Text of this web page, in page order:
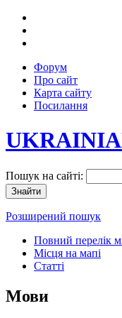
Форум
Про сайт
Карта сайту
Посилання
Пошук на сайті:
Розширений пошук
Повний перелік
Місця на мапі
Статті
Мови